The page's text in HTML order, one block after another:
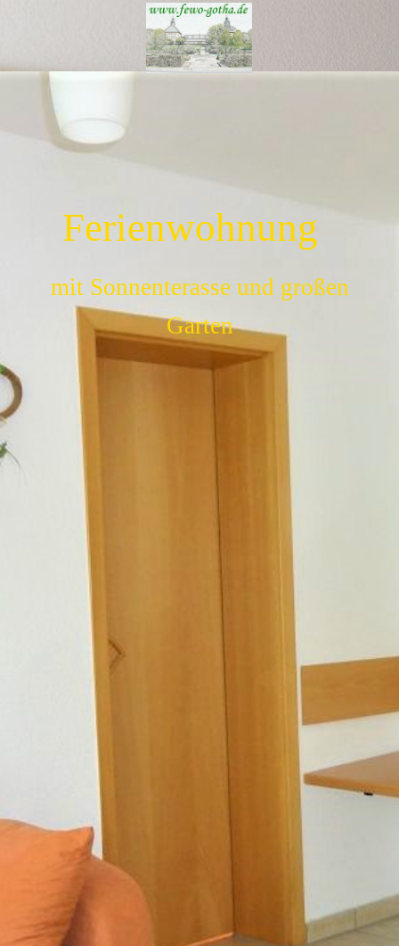
Ferienwohnung
mit Sonnenterasse und großen
Garten